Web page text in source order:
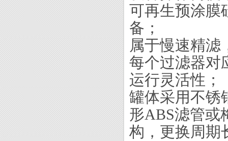
可再生预涂膜
备；
属于慢速精滤
每个过滤器对
运行灵活性；
罐体采用不锈
形ABS滤管或
构，更换周期